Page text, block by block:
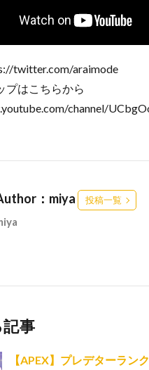
twitter.com/araimode
プはこちらから
channel/
：miya 投稿一覧
事
【APEX】プレデターラン